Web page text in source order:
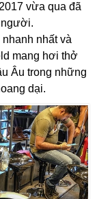
vừa qua đã
nhanh nhất và
mang hơi thở
Âu trong những
dại.